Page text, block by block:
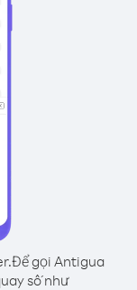
Để gọi Antigua
số như